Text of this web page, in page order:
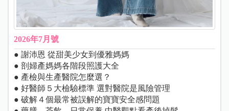
2026年7月號
● 謝沛恩 從甜美少女到優雅媽媽
● 剖婦產媽媽各階段照護大全
● 產檢與生產醫院怎麼選？
● 好醫師５大檢驗標準 選對醫院是風險管理
● 破解４個最常被誤解的寶寶安全感問題